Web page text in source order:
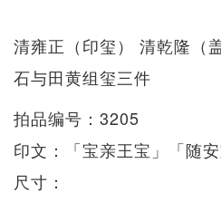
清雍正（印玺） 清乾隆（
石与田黄组玺三件
拍品编号：3205
印文：「宝亲王宝」「随
尺寸：